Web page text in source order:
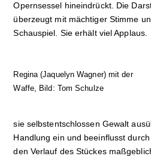
Opernsessel hineindrückt. Die
überzeugt mit mächtiger Stimme
Schauspiel. Sie erhält viel Applaus.
Regina (Jaquelyn Wagner) mit der
Waffe, Bild: Tom Schulze
sie selbstentschlossen Gewalt
Handlung ein und beeinflusst
den Verlauf des Stückes